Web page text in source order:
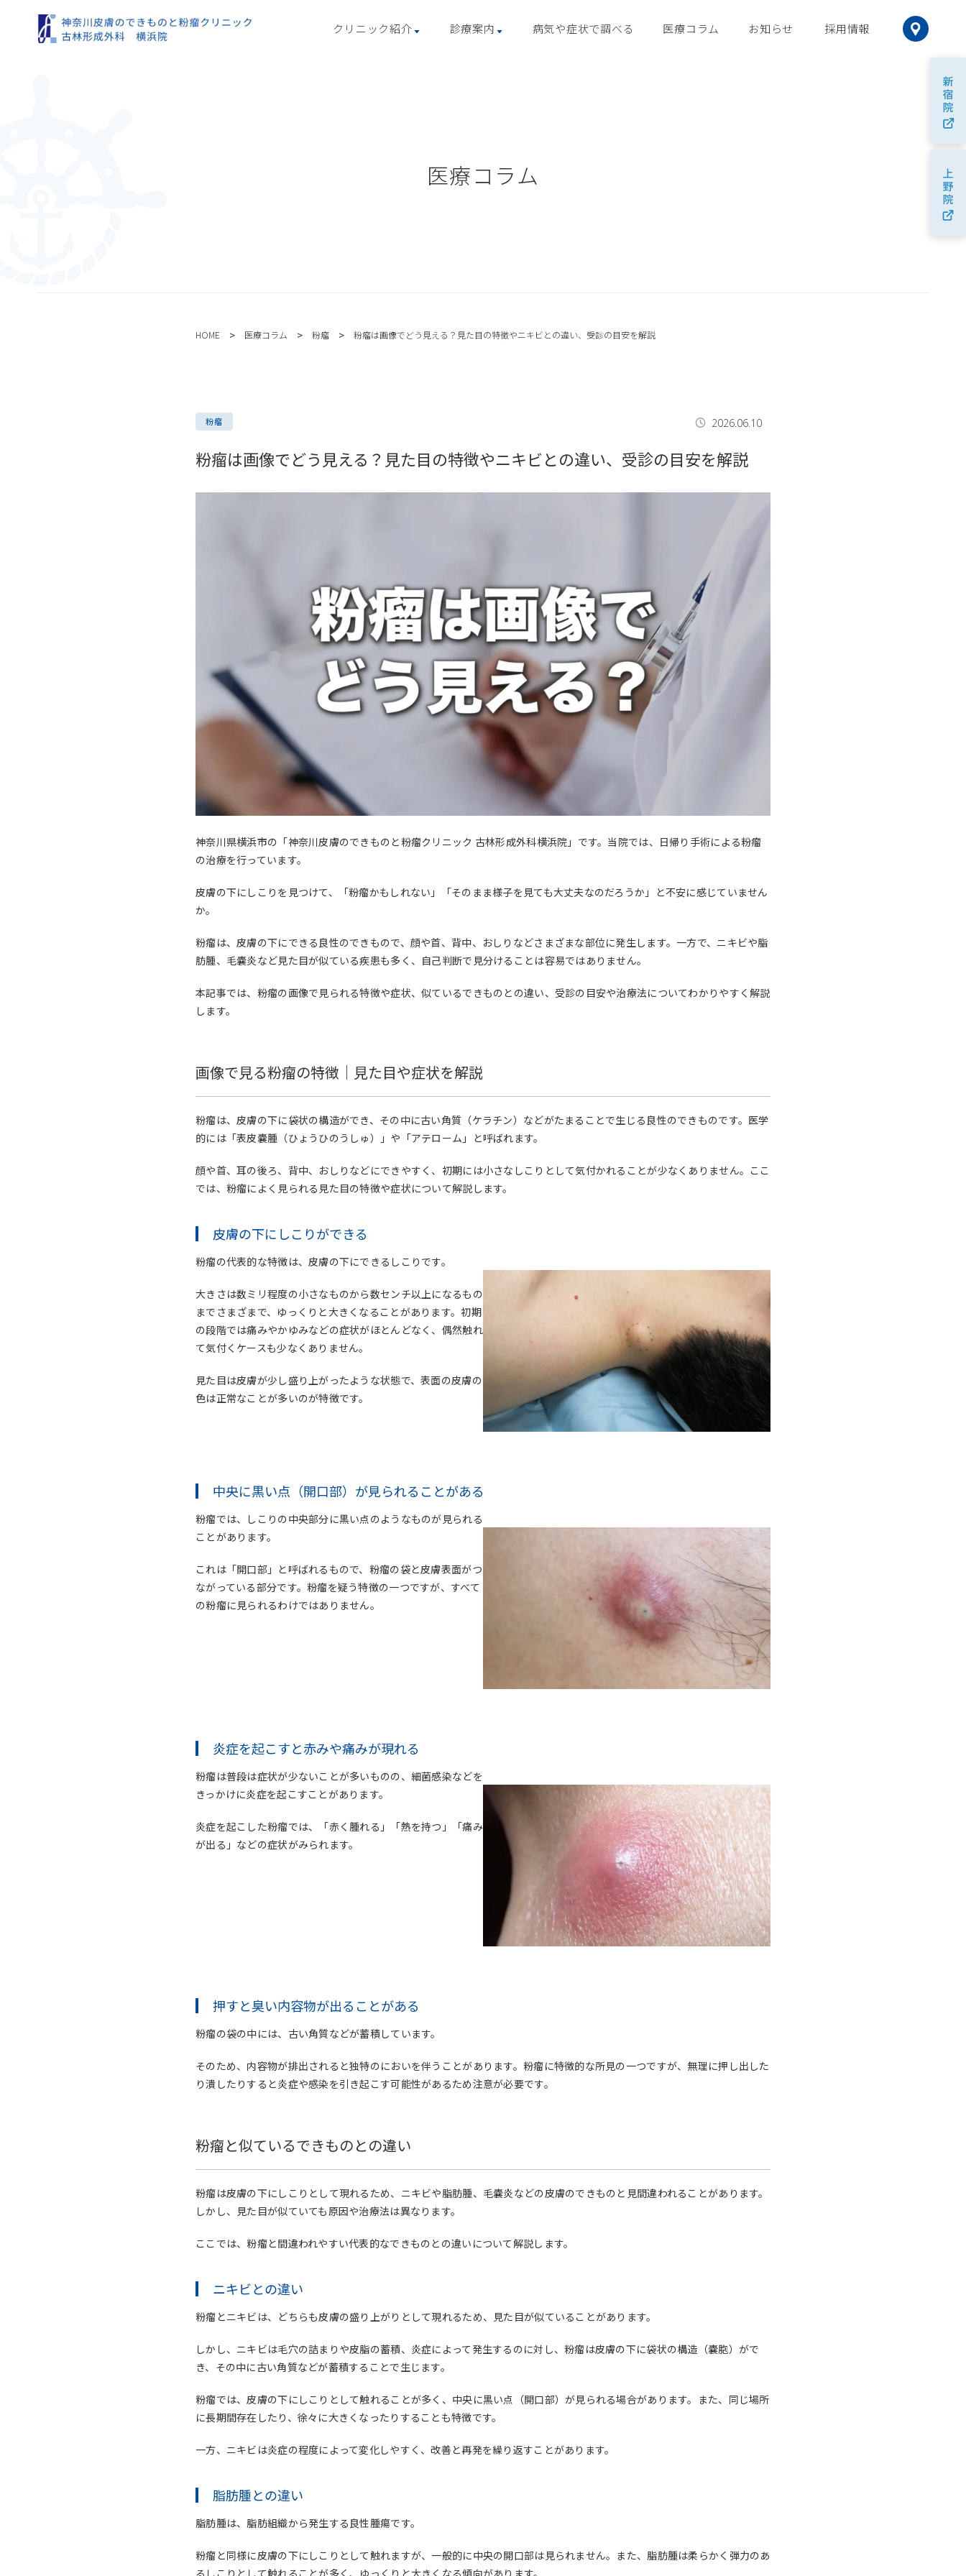
クリニック紹介 診療案内 病気や症状で調べる 医療コラム お知らせ 採用情報
医療コラム
HOME > 医療コラム > 粉瘤 > 粉瘤は画像でどう見える？見た目の特徴やニキビとの違い、受診の目安を解説
粉瘤 2026.06.10
粉瘤は画像でどう見える？見た目の特徴やニキビとの違い、受診の目安を解説
神奈川県横浜市の「神奈川皮膚のできものと粉瘤クリニック 古林形成外科横浜院」です。当院では、日帰り手術による粉瘤
の治療を行っています。
皮膚の下にしこりを見つけて、「粉瘤かもしれない」「そのまま様子を見ても大丈夫なのだろうか」と不安に感じていません
か。
粉瘤は、皮膚の下にできる良性のできもので、顔や首、背中、おしりなどさまざまな部位に発生します。一方で、ニキビや脂
肪腫、毛嚢炎など見た目が似ている疾患も多く、自己判断で見分けることは容易ではありません。
本記事では、粉瘤の画像で見られる特徴や症状、似ているできものとの違い、受診の目安や治療法についてわかりやすく解説
します。
画像で見る粉瘤の特徴｜見た目や症状を解説
粉瘤は、皮膚の下に袋状の構造ができ、その中に古い角質（ケラチン）などがたまることで生じる良性のできものです。医学
的には「表皮嚢腫（ひょうひのうしゅ）」や「アテローム」と呼ばれます。
顔や首、耳の後ろ、背中、おしりなどにできやすく、初期には小さなしこりとして気付かれることが少なくありません。ここ
では、粉瘤によく見られる見た目の特徴や症状について解説します。
皮膚の下にしこりができる
粉瘤の代表的な特徴は、皮膚の下にできるしこりです。
大きさは数ミリ程度の小さなものから数センチ以上になるもの
までさまざまで、ゆっくりと大きくなることがあります。初期
の段階では痛みやかゆみなどの症状がほとんどなく、偶然触れ
て気付くケースも少なくありません。
見た目は皮膚が少し盛り上がったような状態で、表面の皮膚の
色は正常なことが多いのが特徴です。
中央に黒い点（開口部）が見られることがある
粉瘤では、しこりの中央部分に黒い点のようなものが見られる
ことがあります。
これは「開口部」と呼ばれるもので、粉瘤の袋と皮膚表面がつ
ながっている部分です。粉瘤を疑う特徴の一つですが、すべて
の粉瘤に見られるわけではありません。
炎症を起こすと赤みや痛みが現れる
粉瘤は普段は症状が少ないことが多いものの、細菌感染などを
きっかけに炎症を起こすことがあります。
炎症を起こした粉瘤では、「赤く腫れる」「熱を持つ」「痛み
が出る」などの症状がみられます。
押すと臭い内容物が出ることがある
粉瘤の袋の中には、古い角質などが蓄積しています。
そのため、内容物が排出されると独特のにおいを伴うことがあります。粉瘤に特徴的な所見の一つですが、無理に押し出した
り潰したりすると炎症や感染を引き起こす可能性があるため注意が必要です。
粉瘤と似ているできものとの違い
粉瘤は皮膚の下にしこりとして現れるため、ニキビや脂肪腫、毛嚢炎などの皮膚のできものと見間違われることがあります。
しかし、見た目が似ていても原因や治療法は異なります。
ここでは、粉瘤と間違われやすい代表的なできものとの違いについて解説します。
ニキビとの違い
粉瘤とニキビは、どちらも皮膚の盛り上がりとして現れるため、見た目が似ていることがあります。
しかし、ニキビは毛穴の詰まりや皮脂の蓄積、炎症によって発生するのに対し、粉瘤は皮膚の下に袋状の構造（嚢胞）がで
き、その中に古い角質などが蓄積することで生じます。
粉瘤では、皮膚の下にしこりとして触れることが多く、中央に黒い点（開口部）が見られる場合があります。また、同じ場所
に長期間存在したり、徐々に大きくなったりすることも特徴です。
一方、ニキビは炎症の程度によって変化しやすく、改善と再発を繰り返すことがあります。
脂肪腫との違い
脂肪腫は、脂肪組織から発生する良性腫瘍です。
粉瘤と同様に皮膚の下にしこりとして触れますが、一般的に中央の開口部は見られません。また、脂肪腫は柔らかく弾力のあ
るしこりとして触れることが多く、ゆっくりと大きくなる傾向があります。